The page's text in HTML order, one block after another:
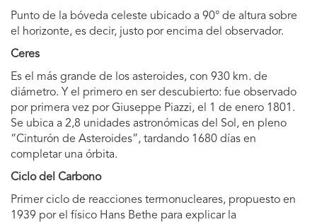
Punto de la bóveda celeste ubicado a 90° de altura sobre
el horizonte, es decir, justo por encima del observador.
Ceres
Es el más grande de los asteroides, con 930 km. de
diámetro. Y el primero en ser descubierto: fue observado
por primera vez por Giuseppe Piazzi, el 1 de enero 1801.
Se ubica a 2,8 unidades astronómicas del Sol, en pleno
“Cinturón de Asteroides”, tardando 1680 días en
completar una órbita.
Ciclo del Carbono
Primer ciclo de reacciones termonucleares, propuesto en
1939 por el físico Hans Bethe para explicar la